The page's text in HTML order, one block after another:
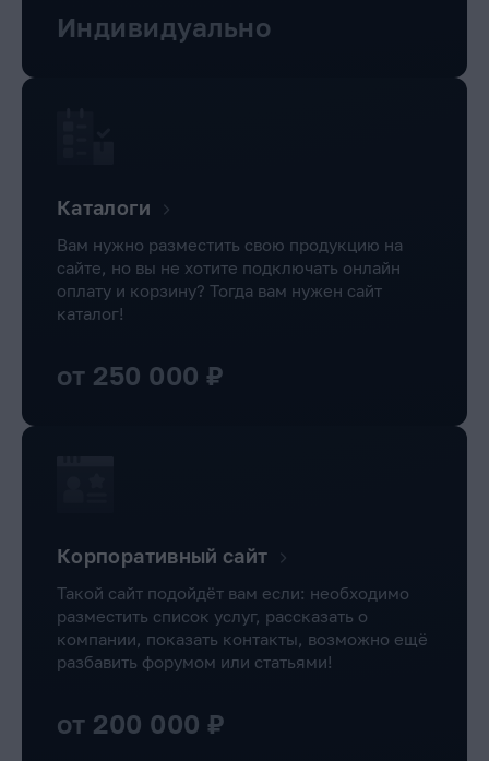
Индивидуально
Каталоги
Вам нужно разместить свою продукцию на
сайте, но вы не хотите подключать онлайн
оплату и корзину? Тогда вам нужен сайт
каталог!
от 250 000 ₽
Корпоративный сайт
Такой сайт подойдёт вам если: необходимо
разместить список услуг, рассказать о
компании, показать контакты, возможно ещё
разбавить форумом или статьями!
от 200 000 ₽